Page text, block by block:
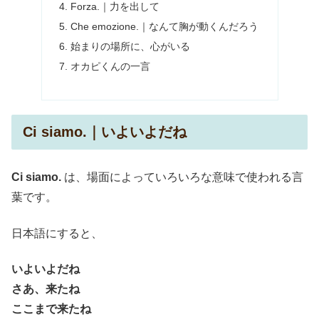
Forza.｜力を出して
Che emozione.｜なんて胸が動くんだろう
始まりの場所に、心がいる
オカピくんの一言
Ci siamo.｜いよいよだね
Ci siamo. は、場面によっていろいろな意味で使われる言
葉です。
日本語にすると、
いよいよだね
さあ、来たね
ここまで来たね